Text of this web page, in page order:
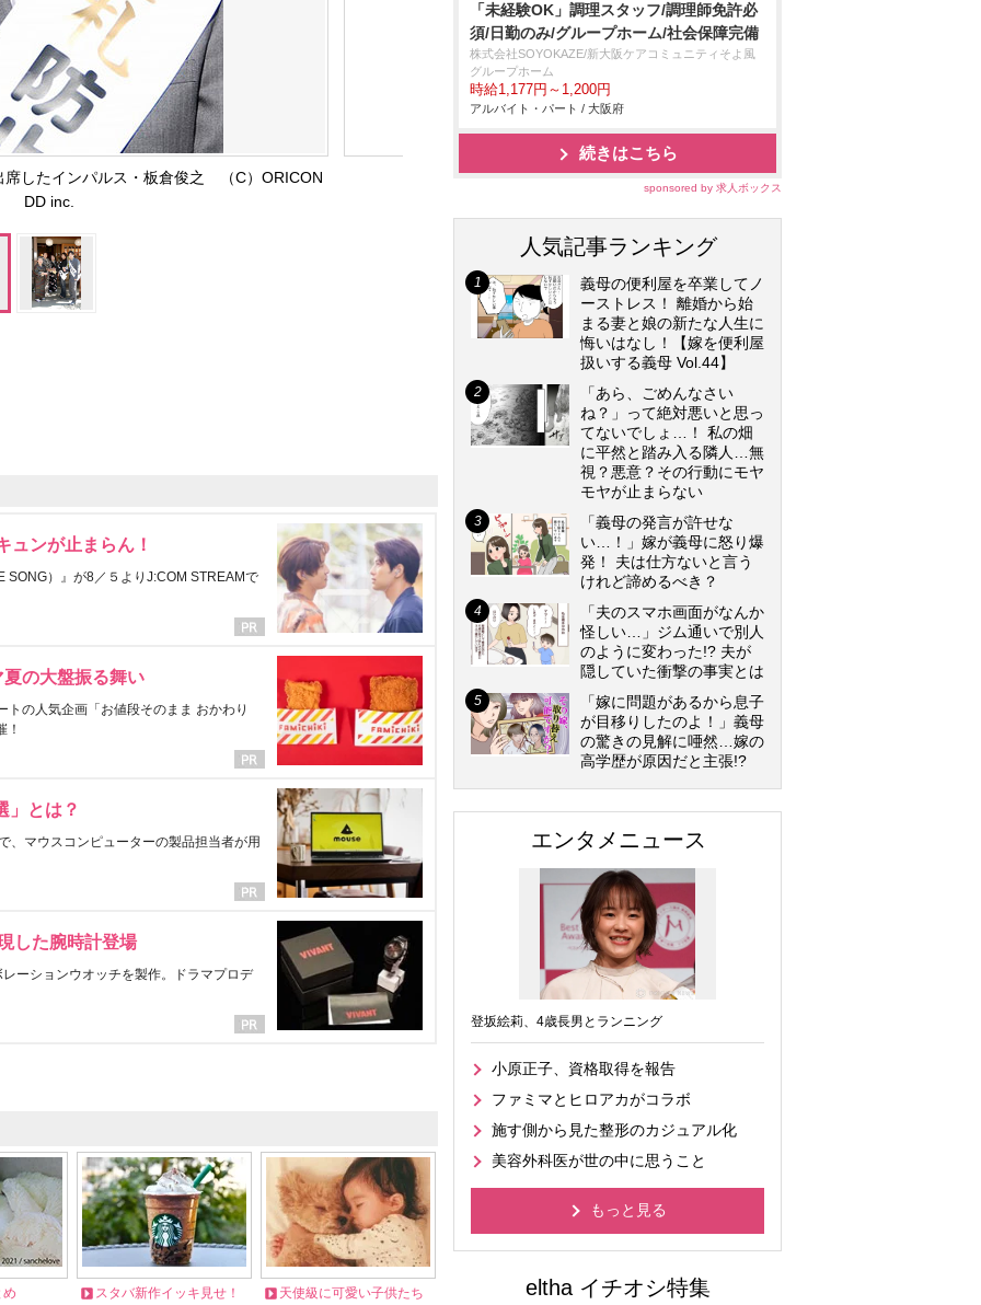
席したインパルス・板倉俊之 （C）ORICON
DD inc.
ュンが止まらん！
SONG）』が8／５よりJ:COM STREAMで
の大盤振る舞い
の人気企画「お値段そのまま おかわり
！
」とは？
、マウスコンピューターの製品担当者が用
した腕時計登場
ーションウオッチを製作。ドラマプロデ
め スタバ新作イッキ見せ！ 天使級に可愛い子供たち
「未経験OK」調理スタッフ/調理師免許必
須/日勤のみ/グループホーム/社会保障完備
株式会社SOYOKAZE/新大阪ケアコミュニティそよ風
グループホーム
時給1,177円～1,200円
アルバイト・パート / 大阪府
続きはこちら
sponsored by 求人ボックス
人気記事ランキング
義母の便利屋を卒業してノ
ーストレス！ 離婚から始
まる妻と娘の新たな人生に
悔いはなし！【嫁を便利屋
扱いする義母 Vol.44】
「あら、ごめんなさい
ね？」って絶対悪いと思っ
てないでしょ…！ 私の畑
に平然と踏み入る隣人…無
視？悪意？その行動にモヤ
モヤが止まらない
「義母の発言が許せな
い…！」嫁が義母に怒り爆
発！ 夫は仕方ないと言う
けれど諦めるべき？
「夫のスマホ画面がなんか
怪しい…」ジム通いで別人
のように変わった!? 夫が
隠していた衝撃の事実とは
「嫁に問題があるから息子
が目移りしたのよ！」義母
の驚きの見解に唖然…嫁の
高学歴が原因だと主張!?
エンタメニュース
登坂絵莉、4歳長男とランニング
小原正子、資格取得を報告
ファミマとヒロアカがコラボ
施す側から見た整形のカジュアル化
美容外科医が世の中に思うこと
もっと見る